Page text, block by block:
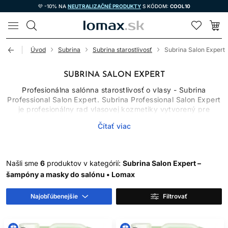
💜 -10% NA NEUTRALIZAČNÉ PRODUKTY S KÓDOM: COOL10
LOMAX
Úvod Subrina Subrina starostlivosť Subrina Salon Expert
SUBRINA SALON EXPERT
Profesionálna salónna starostlivosť o vlasy - Subrina
Professional Salon Expert. Subrina Professional Salon Expert
je profesionálny rad vlasovej kozmetiky vytvorený pre
odborné kadernícke služby. Ide o produkty určené
prípravu vlasov na ďalšiu starostlivosť alebo na zakončenie
profesionálnej služby. Salon Expert nie je bežná domáca
línia, ale praktická salónna starostlivosť navrhnutá tak, aby
podporila efektívnu prácu kaderníka, správnu aplikáciu
produktov a konzistentný výsledok pri rôznych typoch
Čítať viac
Našli sme 6 produktov v kategórií: Subrina Salon Expert –
šampóny a masky do salónu • Lomax
Najobľúbenejšie Filtrovať